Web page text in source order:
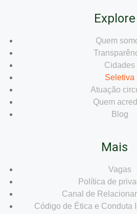
Explore
Quem
Cidades
Seletiva
Atuação
Quem
Blog
Mais
Vagas
Política de
Canal de
Código de Ética e Conduta